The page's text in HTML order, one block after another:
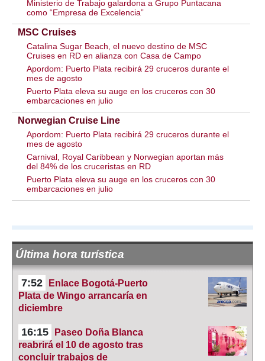
Ministerio de Trabajo galardona a Grupo Puntacana
como “Empresa de Excelencia”
MSC Cruises
Catalina Sugar Beach, el nuevo destino de MSC
Cruises en RD en alianza con Casa de Campo
Apordom: Puerto Plata recibirá 29 cruceros durante el
mes de agosto
Puerto Plata eleva su auge en los cruceros con 30
embarcaciones en julio
Norwegian Cruise Line
Apordom: Puerto Plata recibirá 29 cruceros durante el
mes de agosto
Carnival, Royal Caribbean y Norwegian aportan más
del 84% de los cruceristas en RD
Puerto Plata eleva su auge en los cruceros con 30
embarcaciones en julio
Última hora turística
7:52
Enlace Bogotá-Puerto
Plata de Wingo arrancaría en
diciembre
16:15
Paseo Doña Blanca
reabrirá el 10 de agosto tras
concluir trabajos de